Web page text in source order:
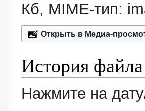
Кб, MIME-тип:
Открыть в Медиа-
История файла
Нажмите на